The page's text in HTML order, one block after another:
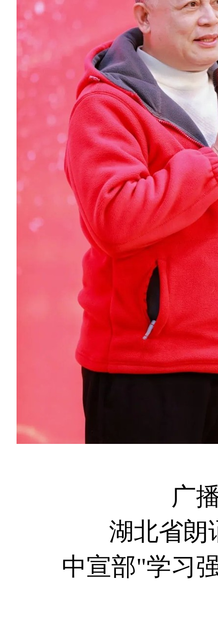
广
湖北省朗
中宣部"学习